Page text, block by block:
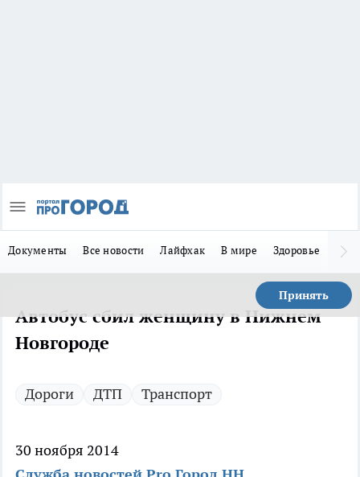
Документы Все новости Лайфхак В мире Здоровье
Принять
Автобус сбил женщину в Нижнем
Новгороде
Дороги ДТП Транспорт
30 ноября 2014